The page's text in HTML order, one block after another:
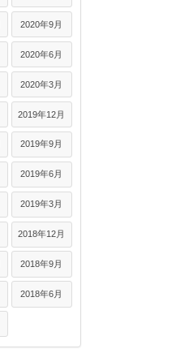
2020年9月
2020年6月
2020年3月
2019年12月
2019年9月
2019年6月
2019年3月
2018年12月
2018年9月
2018年6月